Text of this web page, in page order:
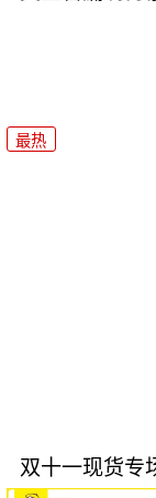
最热
双十一现货专